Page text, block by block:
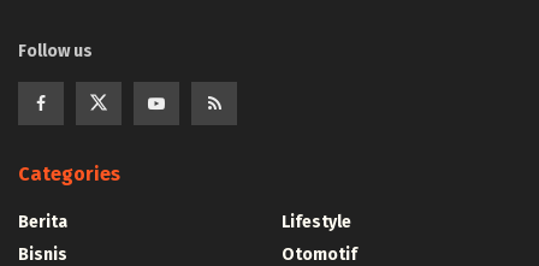
Follow us
Categories
Berita
Bisnis
Lifestyle
Otomotif